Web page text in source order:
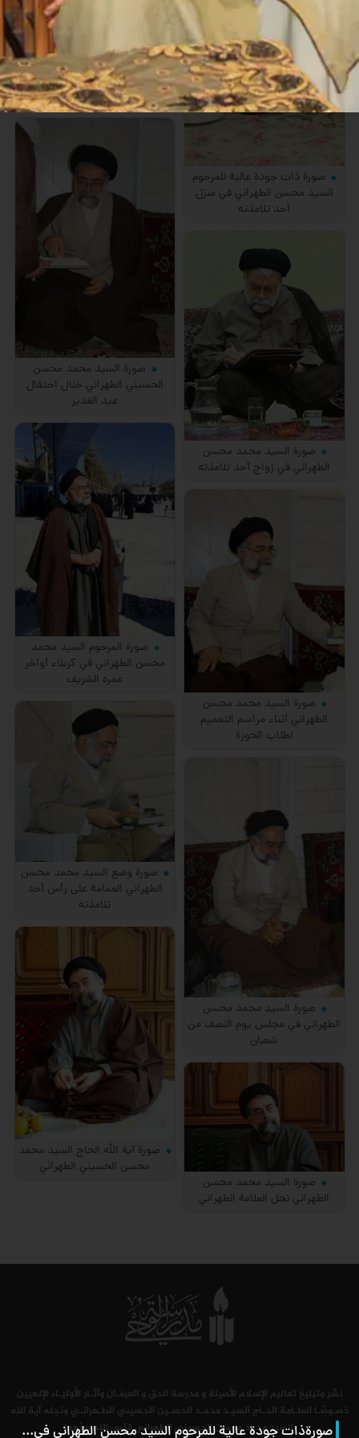
صورة آية الله الحاج السيد محمد
محسن الحسيني الطهراني
صورة ذات جودة عالية للمرحوم
السيد محسن الطهراني في منزل
أحد تلامذته
صورة السيد محمد محسن
الحسيني الطهراني خلال احتفال
عيد الغدير
صورة السيد محمد محسن
الطهراني في زواج أحد تلامذته
صورة المرحوم السيد محمد
محسن الطهراني في كربلاء أواخر
عمره الشريف
صورة السيد محمد محسن
الطهراني أثناء مراسم التعميم
لطلاب الحوزة
صورة وضع السيد محمد محسن
الطهراني العمامة على رأس أحد
تلامذته
صورة السيد محمد محسن
الطهراني في مجلس يوم النصف من
شعبان
صورة آية الله الحاج السيد محمد
محسن الحسيني الطهراني
صورة السيد محمد محسن
الطهراني نجل العلامة الطهراني
صورةذات جودة عالية للمرحوم السيد محسن الطهراني في زواج أحد أبنائه
نشر وتبليغ تعاليم الإسلام الأصيلة و مدرسة الحق و العرفـان وآثـار الأوليـاء الإلهيين
خصـوصًـا العلـامة الحـاج السيـد محمـد الحسـين الحسيني الطـهرانـي ونجله آية الله
السيد محمد محسن الحسيني الطهراني قدّس الله سرّهما.